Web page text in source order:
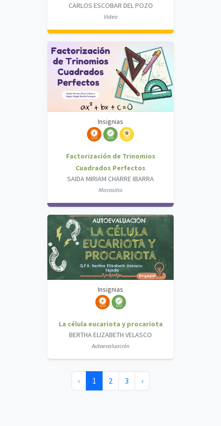
CARLOS ESCOBAR DEL POZO
Video
Insignias
Factorización de Trinomios
Cuadrados Perfectos
SAIDA MIRIAM CHARRE IBARRA
Micrositio
Insignias
La célula eucariota y procariota
BERTHA ELIZABETH VELASCO
Autoevaluación
‹ 1 2 3 ›